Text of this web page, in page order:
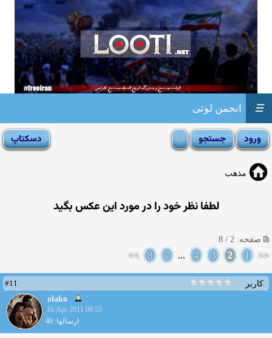
انجمن لوتی ☰
مذهب
لطفا نظر خود را در مورد این عكس بگید
صفحه: 2 / 8
<<
1
2
3
4
...
7
8
>>
کاربر
#11
olako
16 Apr 2011 06:55
ارسالها: 46